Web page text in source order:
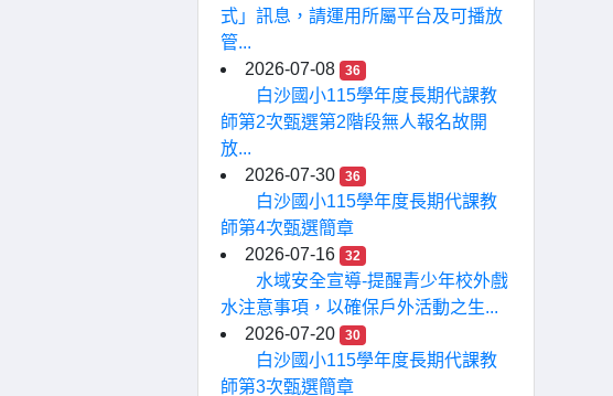
式」訊息，請運用所屬平台及可播放
管...
2026-07-08
36
白沙國小115學年度長期代課教
師第2次甄選第2階段無人報名故開
放...
2026-07-30
36
白沙國小115學年度長期代課教
師第4次甄選簡章
2026-07-16
32
水域安全宣導-提醒青少年校外戲
水注意事項，以確保戶外活動之生...
2026-07-20
30
白沙國小115學年度長期代課教
師第3次甄選簡章